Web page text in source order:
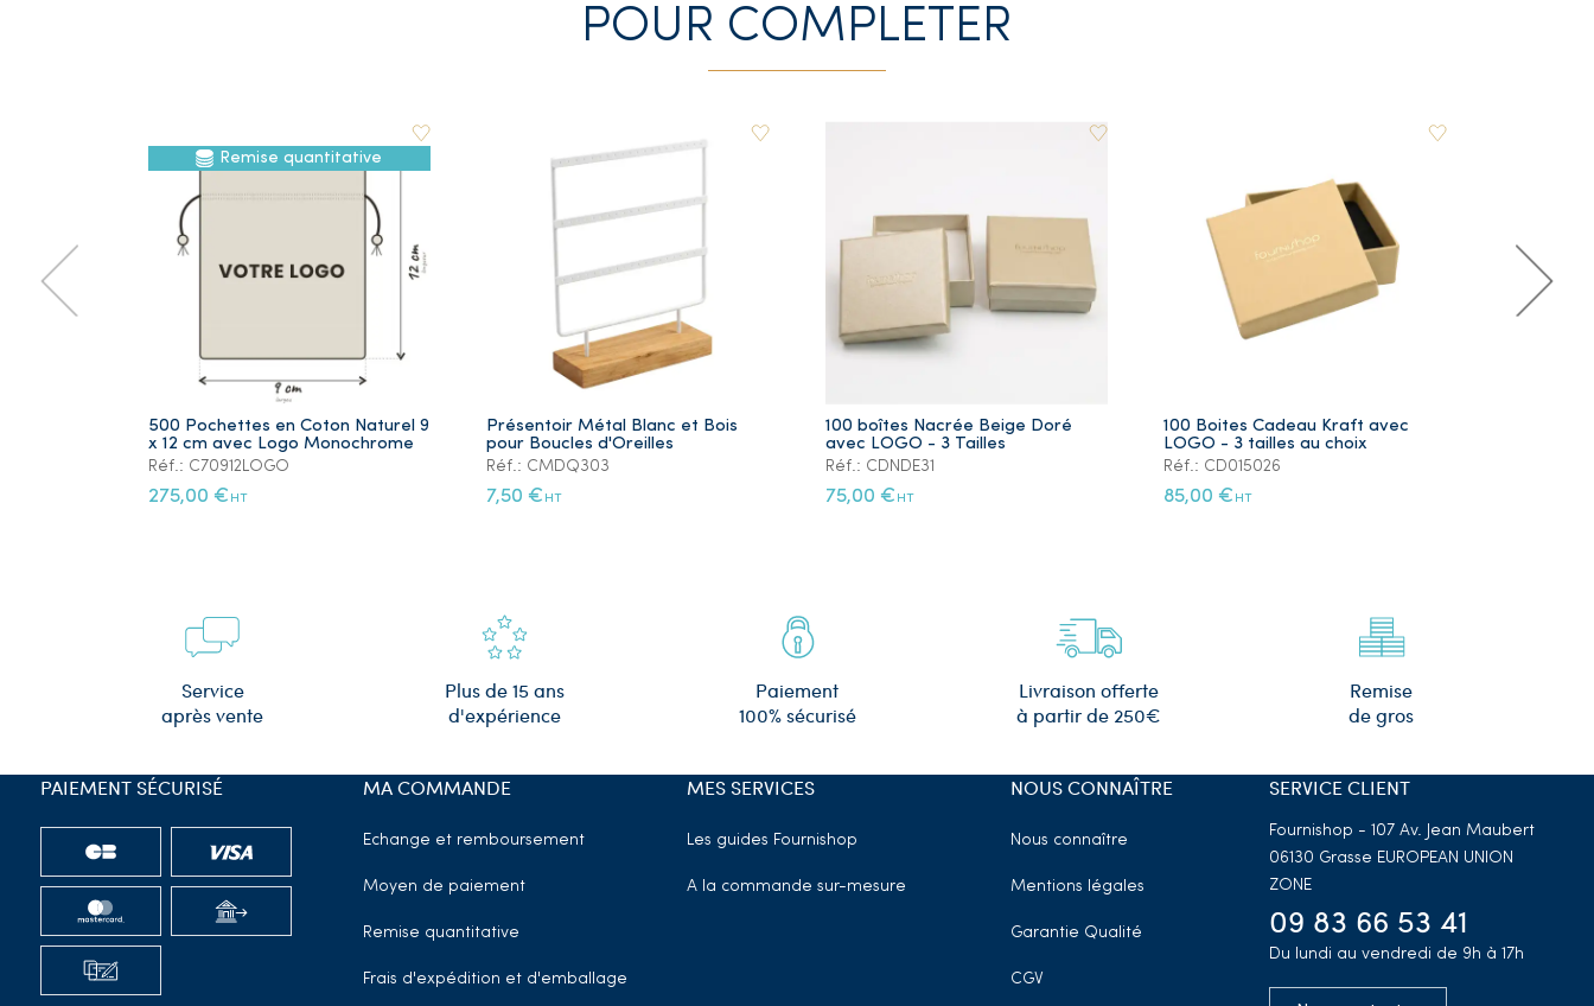
POUR COMPLETER
Remise quantitative
500 Pochettes en Coton Naturel 9
x 12 cm avec Logo Monochrome
Réf.: C70912LOGO
275,00 € HT
Présentoir Métal Blanc et Bois
pour Boucles d'Oreilles
Réf.: CMDQ303
7,50 € HT
100 boîtes Nacrée Beige Doré
avec LOGO - 3 Tailles
Réf.: CDNDE31
75,00 € HT
100 Boites Cadeau Kraft avec
LOGO - 3 tailles au choix
Réf.: CD015026
85,00 € HT
Service
après vente
Plus de 15 ans
d'expérience
Paiement
100% sécurisé
Livraison offerte
à partir de 250€
Remise
de gros
MA COMMANDE
Echange et remboursement
Moyen de paiement
Remise quantitative
Frais d'expédition et d'emballage
MES SERVICES
Les guides Fournishop
A la commande sur-mesure
NOUS CONNAÎTRE
Nous connaître
Mentions légales
Garantie Qualité
CGV
SERVICE CLIENT
Fournishop - 107 Av. Jean Maubert
06130 Grasse EUROPEAN UNION
ZONE
09 83 66 53 41
Du lundi au vendredi de 9h à 17h
PAIEMENT SÉCURISÉ